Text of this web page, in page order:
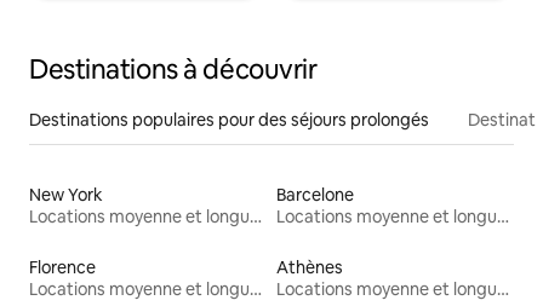
Destinations à découvrir
Destinations populaires pour des séjours prolongés
New York
Locations moyenne et longue durée
Barcelone
Locations moyenne et longue durée
Florence
Locations moyenne et longue durée
Athènes
Locations moyenne et longue durée